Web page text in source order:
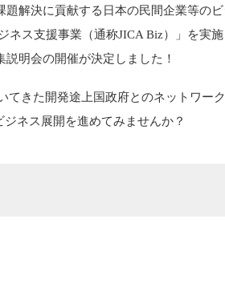
解決に貢献する日本の民間企業等のビ
ネス支援事業（通称JICA Biz）」を実施
明会の開催が決定しました！
てきた開発途上国政府とのネットワー
ネス展開を進めてみませんか？